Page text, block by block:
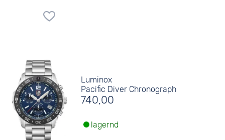
Luminox
Pacific Diver Chronograph
740,00
lagernd